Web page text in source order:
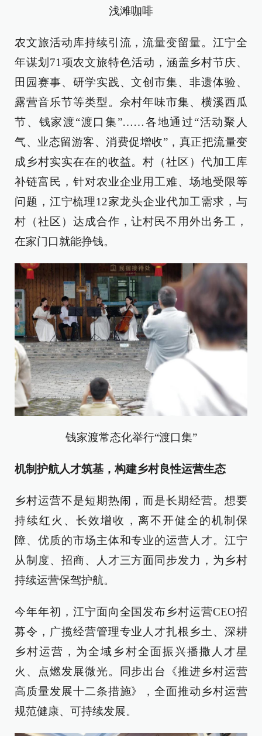
浅滩咖啡
农文旅活动库持续引流，流量变留量。江宁全
年谋划71项农文旅特色活动，涵盖乡村节庆、
田园赛事、研学实践、文创市集、非遗体验、
露营音乐节等类型。佘村年味市集、横溪西瓜
节、钱家渡“渡口集”……各地通过“活动聚人
气、业态留游客、消费促增收”，真正把流量变
成乡村实实在在的收益。村（社区）代加工库
补链富民，针对农业企业用工难、场地受限等
问题，江宁梳理12家龙头企业代加工需求，与
村（社区）达成合作，让村民不用外出务工，
在家门口就能挣钱。
钱家渡常态化举行“渡口集”
机制护航人才筑基，构建乡村良性运营生态
乡村运营不是短期热闹，而是长期经营。想要
持续红火、长效增收，离不开健全的机制保
障、优质的市场主体和专业的运营人才。江宁
从制度、招商、人才三方面同步发力，为乡村
持续运营保驾护航。
今年年初，江宁面向全国发布乡村运营CEO招
募令，广揽经营管理专业人才扎根乡土、深耕
乡村运营，为全域乡村全面振兴播撒人才星
火、点燃发展微光。同步出台《推进乡村运营
高质量发展十二条措施》，全面推动乡村运营
规范健康、可持续发展。